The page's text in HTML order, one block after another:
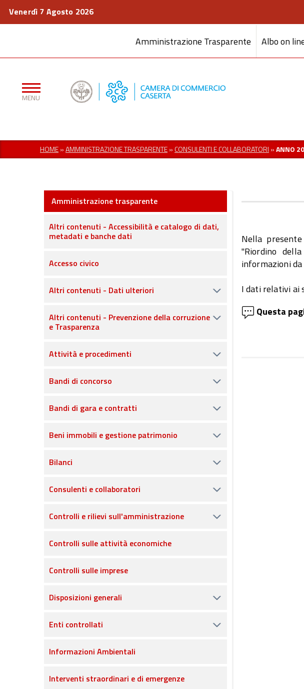
Venerdì 7 Agosto 2026
Amministrazione Trasparente Albo on
HOME»AMMINISTRAZIONE TRASPARENTE»CONSULENTI E COLLABORATORI »ANNO
Amministrazione trasparente
Altri contenuti - Accessibilità e catalogo di dati,
metadati e banche dati
Accesso civico
Altri contenuti - Dati ulteriori
Altri contenuti - Prevenzione della corruzione
e Trasparenza
Attività e procedimenti
Bandi di concorso
Bandi di gara e contratti
Beni immobili e gestione patrimonio
Bilanci
Consulenti e collaboratori
Controlli e rilievi sull'amministrazione
Controlli sulle attività economiche
Controlli sulle imprese
Disposizioni generali
Enti controllati
Informazioni Ambientali
Interventi straordinari e di emergenze
Nella
"Riordino
informazioni
I dati relativi ai
Questa